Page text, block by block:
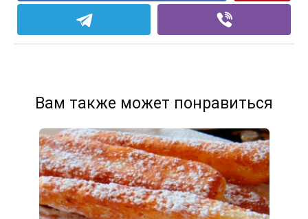
Вам также может понравиться